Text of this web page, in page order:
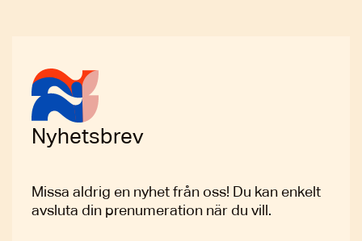
Nyhetsbrev
Missa aldrig en nyhet från oss! Du kan enkelt
avsluta din prenumeration när du vill.